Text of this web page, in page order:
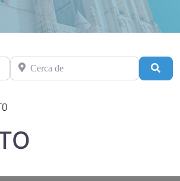
Cerca de